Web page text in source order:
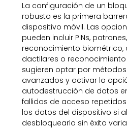
La configuración de un
robusto es la primera
dispositivo móvil. Las
pueden incluir PINs,
reconocimiento biométrico,
dactilares o reconocimiento
sugieren optar por
avanzados y activar la
autodestrucción de datos
fallidos de acceso
los datos del dispositivo si
desbloquearlo sin éxito